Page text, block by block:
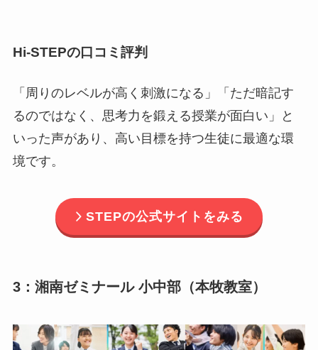
Hi-STEPの口コミ評判
「周りのレベルが高く刺激になる」「ただ暗記す
るのではなく、思考力を鍛える授業が面白い」と
いった声があり、高い目標を持つ生徒に最適な環
境です。
STEPの公式サイトをみる
3：湘南ゼミナール 小中部（本牧教室）